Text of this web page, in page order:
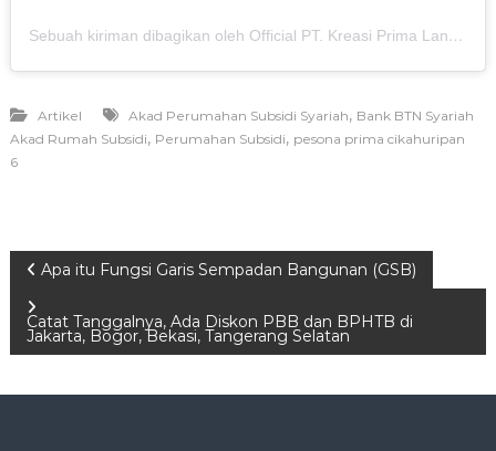
Sebuah kiriman dibagikan oleh Official PT. Kreasi Prima Land (@kreasiland.bogor)
Artikel Akad Perumahan Subsidi Syariah, Bank BTN Syariah
Akad Rumah Subsidi, Perumahan Subsidi, pesona prima cikahuripan
6
P
o
Apa itu Fungsi Garis Sempadan Bangunan (GSB)
Catat Tanggalnya, Ada Diskon PBB dan BPHTB di
Jakarta, Bogor, Bekasi, Tangerang Selatan